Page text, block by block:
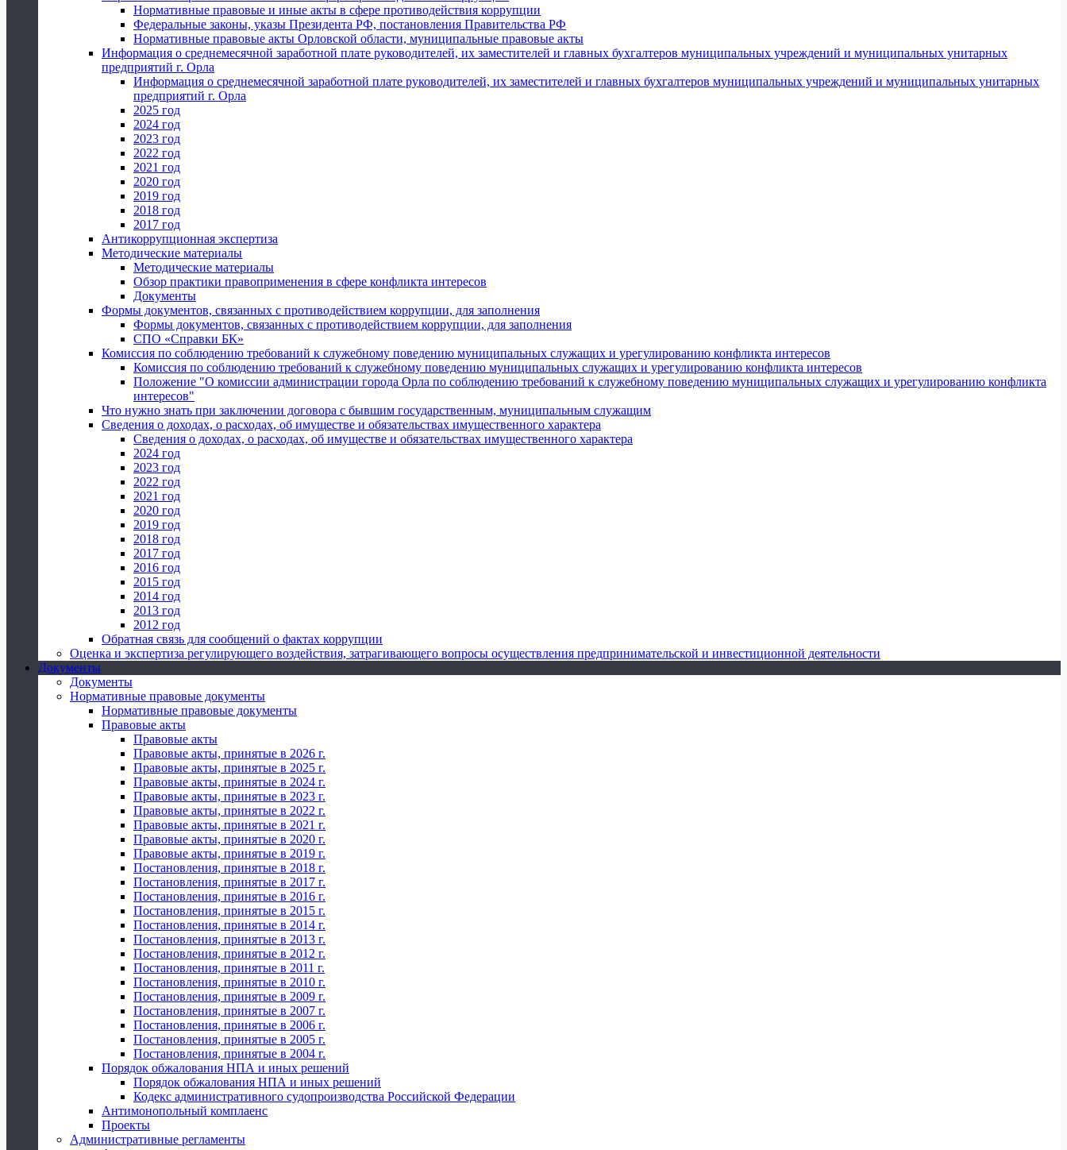
Нормативные правовые и иные акты в сфере противодействия коррупции
Федеральные законы, указы Президента РФ, постановления Правительства РФ
Нормативные правовые акты Орловской области, муниципальные правовые акты
Информация о среднемесячной заработной плате руководителей, их заместителей и главных бухгалтеров муниципальных учреждений и муниципальных унитарных
предприятий г. Орла
Информация о среднемесячной заработной плате руководителей, их заместителей и главных бухгалтеров муниципальных учреждений и муниципальных унитарных
предприятий г. Орла
2025 год
2024 год
2023 год
2022 год
2021 год
2020 год
2019 год
2018 год
2017 год
Антикоррупционная экспертиза
Методические материалы
Методические материалы
Обзор практики правоприменения в сфере конфликта интересов
Документы
Формы документов, связанных с противодействием коррупции, для заполнения
Формы документов, связанных с противодействием коррупции, для заполнения
СПО «Справки БК»
Комиссия по соблюдению требований к служебному поведению муниципальных служащих и урегулированию конфликта интересов
Комиссия по соблюдению требований к служебному поведению муниципальных служащих и урегулированию конфликта интересов
Положение "О комиссии администрации города Орла по соблюдению требований к служебному поведению муниципальных служащих и урегулированию конфликта
интересов"
Что нужно знать при заключении договора с бывшим государственным, муниципальным служащим
Сведения о доходах, о расходах, об имуществе и обязательствах имущественного характера
Сведения о доходах, о расходах, об имуществе и обязательствах имущественного характера
2024 год
2023 год
2022 год
2021 год
2020 год
2019 год
2018 год
2017 год
2016 год
2015 год
2014 год
2013 год
2012 год
Обратная связь для сообщений о фактах коррупции
Оценка и экспертиза регулирующего воздействия, затрагивающего вопросы осуществления предпринимательской и инвестиционной деятельности
Документы
Документы
Нормативные правовые документы
Нормативные правовые документы
Правовые акты
Правовые акты
Правовые акты, принятые в 2026 г.
Правовые акты, принятые в 2025 г.
Правовые акты, принятые в 2024 г.
Правовые акты, принятые в 2023 г.
Правовые акты, принятые в 2022 г.
Правовые акты, принятые в 2021 г.
Правовые акты, принятые в 2020 г.
Правовые акты, принятые в 2019 г.
Постановления, принятые в 2018 г.
Постановления, принятые в 2017 г.
Постановления, принятые в 2016 г.
Постановления, принятые в 2015 г.
Постановления, принятые в 2014 г.
Постановления, принятые в 2013 г.
Постановления, принятые в 2012 г.
Постановления, принятые в 2011 г.
Постановления, принятые в 2010 г.
Постановления, принятые в 2009 г.
Постановления, принятые в 2007 г.
Постановления, принятые в 2006 г.
Постановления, принятые в 2005 г.
Постановления, принятые в 2004 г.
Порядок обжалования НПА и иных решений
Порядок обжалования НПА и иных решений
Кодекс административного судопроизводства Российской Федерации
Антимонопольный комплаенс
Проекты
Административные регламенты